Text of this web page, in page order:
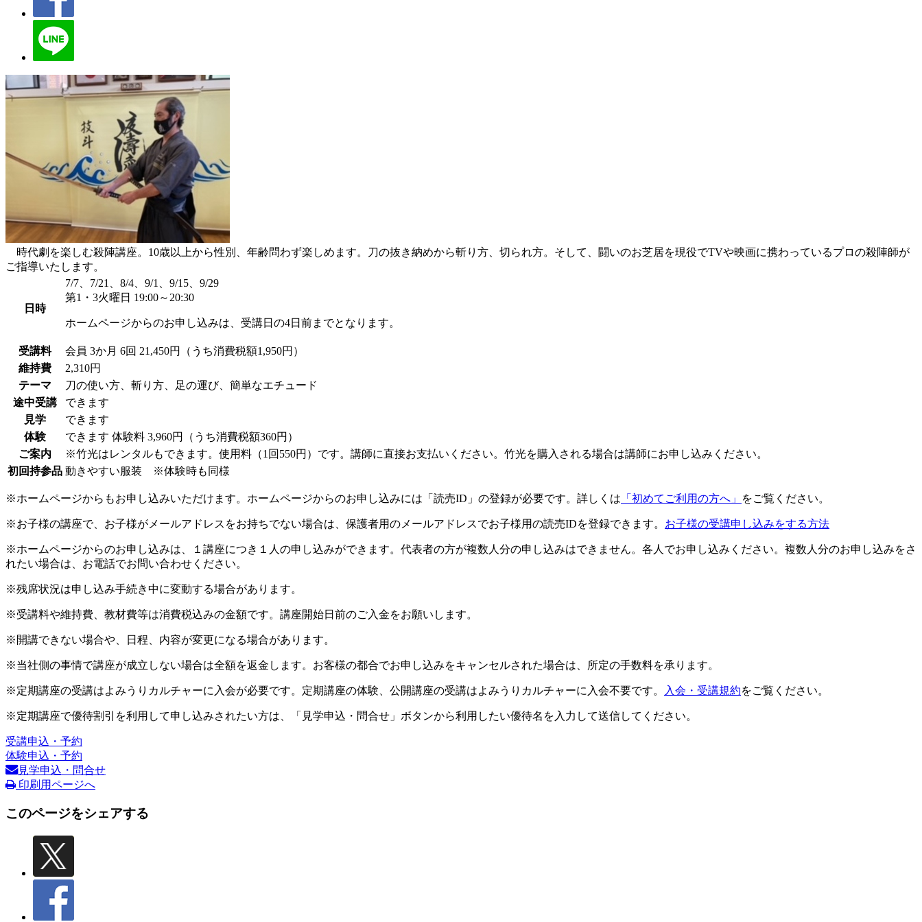
時代劇を楽しむ殺陣講座。10歳以上から性別、年齢問わず楽しめます。刀の抜き納めから斬り方、切られ方。そして、闘いのお芝居を現役でTVや映画に携わっているプロの殺陣師が
ご指導いたします。
日時
7/7、7/21、8/4、9/1、9/15、9/29
第1・3火曜日 19:00～20:30
ホームページからのお申し込みは、受講日の4日前までとなります。
受講料 会員 3か月 6回 21,450円（うち消費税額1,950円）
維持費
2,310円
テーマ
刀の使い方、斬り方、足の運び、簡単なエチュード
途中受講
できます
見学
できます
体験
できます 体験料 3,960円（うち消費税額360円）
ご案内
※竹光はレンタルもできます。使用料（1回550円）です。講師に直接お支払いください。竹光を購入される場合は講師にお申し込みください。
初回持参品 動きやすい服装 ※体験時も同様
※ホームページからもお申し込みいただけます。ホームページからのお申し込みには「読売ID」の登録が必要です。詳しくは 「初めてご利用の方へ」 をご覧ください。
※お子様の講座で、お子様がメールアドレスをお持ちでない場合は、保護者用のメールアドレスでお子様用の読売IDを登録できます。 お子様の受講申し込みをする方法
※ホームページからのお申し込みは、１講座につき１人の申し込みができます。代表者の方が複数人分の申し込みはできません。各人でお申し込みください。複数人分のお申し込みをさ
れたい場合は、お電話でお問い合わせください。
※残席状況は申し込み手続き中に変動する場合があります。
※受講料や維持費、教材費等は消費税込みの金額です。講座開始日前のご入金をお願いします。
※開講できない場合や、日程、内容が変更になる場合があります。
※当社側の事情で講座が成立しない場合は全額を返金します。お客様の都合でお申し込みをキャンセルされた場合は、所定の手数料を承ります。
※定期講座の受講はよみうりカルチャーに入会が必要です。定期講座の体験、公開講座の受講はよみうりカルチャーに入会不要です。 入会・受講規約をご覧ください。
※定期講座で優待割引を利用して申し込みされたい方は、「見学申込・問合せ」ボタンから利用したい優待名を入力して送信してください。
受講申込・予約
体験申込・予約
見学申込・問合せ
印刷用ページへ
このページをシェアする